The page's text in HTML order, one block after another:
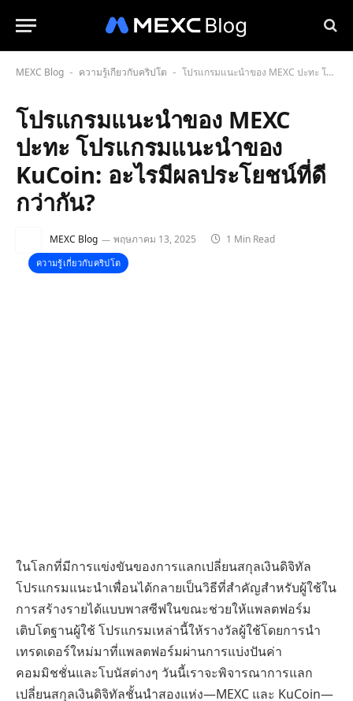
MEXC Blog - ความรู้เกี่ยวกับคริปโต - โปรแกรมแนะนำของ MEXC ปะทะ โปรแกรมแนะนำของ KuCoin: อะไรมีผลประโยชน์ที่ดีกว่ากัน?
โปรแกรมแนะนำของ MEXC
ปะทะ โปรแกรมแนะนำของ
KuCoin: อะไรมีผลประโยชน์ที่ดี
กว่ากัน?
MEXC Blog พฤษภาคม 13, 2025 1 Min Read
ความรู้เกี่ยวกับคริปโต
ในโลกที่มีการแข่งขันของการแลกเปลี่ยนสกุลเงินดิจิทัล
โปรแกรมแนะนำเพื่อนได้กลายเป็นวิธีที่สำคัญสำหรับผู้ใช้ใน
การสร้างรายได้แบบพาสซีฟในขณะช่วยให้แพลตฟอร์ม
เติบโตฐานผู้ใช้ โปรแกรมเหล่านี้ให้รางวัลผู้ใช้โดยการนำ
เทรดเดอร์ใหม่มาที่แพลตฟอร์มผ่านการแบ่งปันค่า
คอมมิชชั่นและโบนัสต่างๆ วันนี้เราจะพิจารณาการแลก
เปลี่ยนสกุลเงินดิจิทัลชั้นนำสองแห่ง—MEXC และ KuCoin—